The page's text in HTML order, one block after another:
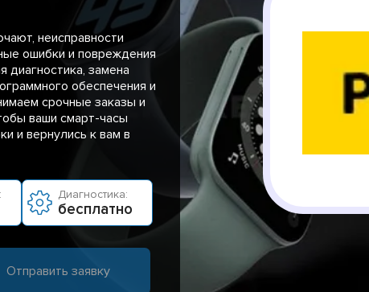
неисправности
ошибки и повреждения
диагностика, замена
обеспечения и
срочные заказы и
ваши смарт-часы
и вернулись к вам в
Диагностика:
бесплатно